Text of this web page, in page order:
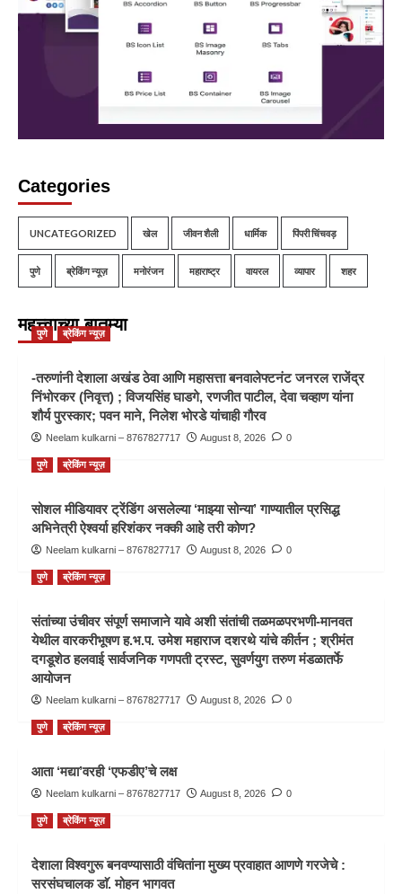
Categories
UNCATEGORIZED खेल जीवन शैली धार्मिक पिंपरी चिंचवड़
पुणे ब्रेकिंग न्यूज़ मनोरंजन महाराष्ट्र वायरल व्यापार शहर
महत्त्वाच्या बातम्या
पुणे ब्रेकिंग न्यूज़
-तरुणांनी देशाला अखंड ठेवा आणि महासत्ता बनवालेफ्टनंट जनरल राजेंद्र
निंभोरकर (निवृत्त) ; विजयसिंह घाडगे, रणजीत पाटील, देवा चव्हाण यांना
शौर्य पुरस्कार; पवन माने, निलेश भोरडे यांचाही गौरव
Neelam kulkarni – 8767827717 August 8, 2026 0
पुणे ब्रेकिंग न्यूज़
सोशल मीडियावर ट्रेंडिंग असलेल्या ‘माझ्या सोन्या’ गाण्यातील प्रसिद्ध
अभिनेत्री ऐश्वर्या हरिशंकर नक्की आहे तरी कोण?
Neelam kulkarni – 8767827717 August 8, 2026 0
पुणे ब्रेकिंग न्यूज़
संतांच्या उंचीवर संपूर्ण समाजाने यावे अशी संतांची तळमळपरभणी-मानवत
येथील वारकरीभूषण ह.भ.प. उमेश महाराज दशरथे यांचे कीर्तन ; श्रीमंत
दगडूशेठ हलवाई सार्वजनिक गणपती ट्रस्ट, सुवर्णयुग तरुण मंडळातर्फे
आयोजन
Neelam kulkarni – 8767827717 August 8, 2026 0
पुणे ब्रेकिंग न्यूज़
आता ‘मद्या’वरही ‘एफडीए’चे लक्ष
Neelam kulkarni – 8767827717 August 8, 2026 0
पुणे ब्रेकिंग न्यूज़
देशाला विश्वगुरू बनवण्यासाठी वंचितांना मुख्य प्रवाहात आणणे गरजेचे :
सरसंघचालक डाॅ. मोहन भागवत